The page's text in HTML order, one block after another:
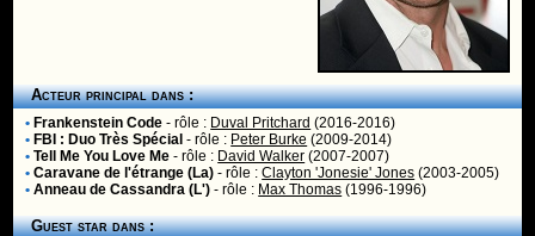
Acteur principal dans :
• Frankenstein Code - rôle : Duval Pritchard (2016-2016)
• FBI : Duo Très Spécial - rôle : Peter Burke (2009-2014)
• Tell Me You Love Me - rôle : David Walker (2007-2007)
• Caravane de l'étrange (La) - rôle :Clayton 'Jonesie' Jones (2003-2005)
• Anneau de Cassandra (L') - rôle : Max Thomas (1996-1996)
Guest star dans :